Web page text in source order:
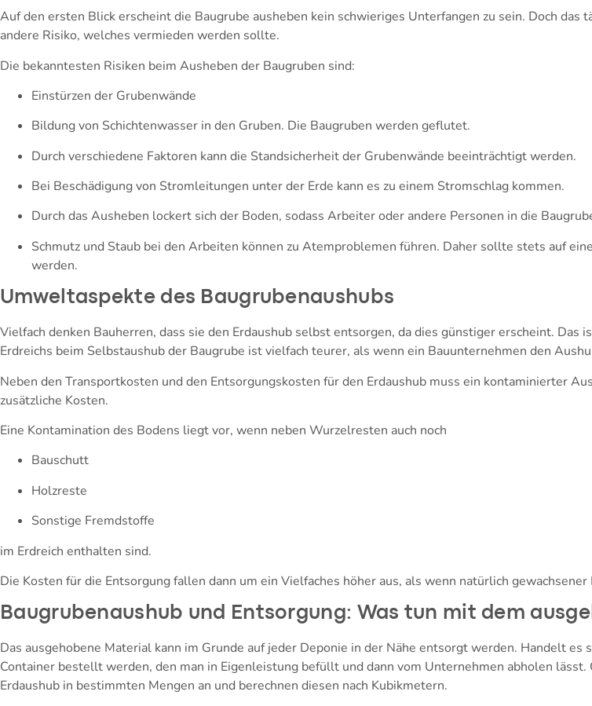
Auf den ersten Blick erscheint die Baugrube ausheben kein schwieriges Unterfangen zu sein. Doch das
andere Risiko, welches vermieden werden sollte.
Die bekanntesten Risiken beim Ausheben der Baugruben sind:
Einstürzen der Grubenwände
Bildung von Schichtenwasser in den Gruben. Die Baugruben werden geflutet.
Durch verschiedene Faktoren kann die Standsicherheit der Grubenwände beeinträchtigt werden.
Bei Beschädigung von Stromleitungen unter der Erde kann es zu einem Stromschlag kommen.
Durch das Ausheben lockert sich der Boden, sodass Arbeiter oder andere Personen in die
Schmutz und Staub bei den Arbeiten können zu Atemproblemen führen. Daher sollte stets auf
werden.
Umweltaspekte des Baugrubenaushubs
Vielfach denken Bauherren, dass sie den Erdaushub selbst entsorgen, da dies günstiger erscheint. Das
Erdreichs beim Selbstaushub der Baugrube ist vielfach teurer, als wenn ein Bauunternehmen den
Neben den Transportkosten und den Entsorgungskosten für den Erdaushub muss ein kontaminierter
zusätzliche Kosten.
Eine Kontamination des Bodens liegt vor, wenn neben Wurzelresten auch noch
Bauschutt
Holzreste
Sonstige Fremdstoffe
im Erdreich enthalten sind.
Die Kosten für die Entsorgung fallen dann um ein Vielfaches höher aus, als wenn natürlich
Baugrubenaushub und Entsorgung: Was tun mit dem
Das ausgehobene Material kann im Grunde auf jeder Deponie in der Nähe entsorgt werden. Handelt
Container bestellt werden, den man in Eigenleistung befüllt und dann vom Unternehmen abholen
Erdaushub in bestimmten Mengen an und berechnen diesen nach Kubikmetern.